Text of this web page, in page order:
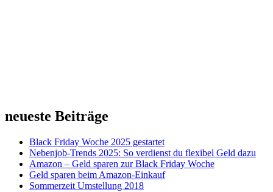
neueste Beiträge
Black Friday Woche 2025 gestartet
Nebenjob-Trends 2025: So verdienst du flexibel Geld dazu
Amazon – Geld sparen zur Black Friday Woche
Geld sparen beim Amazon-Einkauf
Sommerzeit Umstellung 2018